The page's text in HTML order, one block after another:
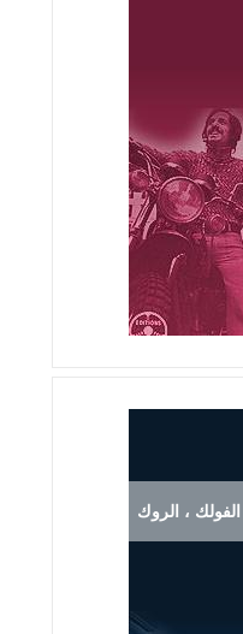
، الروك